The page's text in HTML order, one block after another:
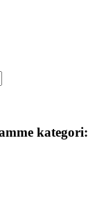
kategori: